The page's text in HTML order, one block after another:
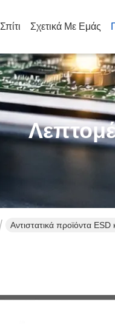
Σπίτι Σχετικά Με Εμάς
Αντιστατικά προϊόντα